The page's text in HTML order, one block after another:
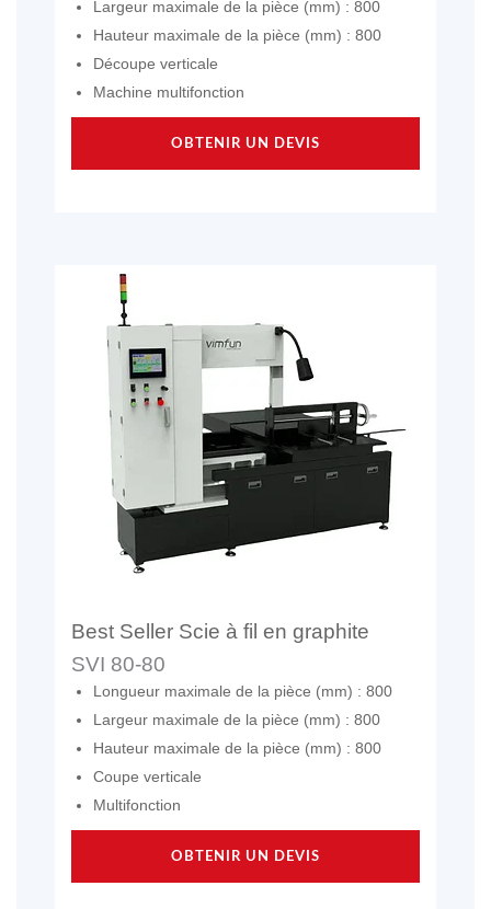
Largeur maximale de la pièce (mm) : 800
Hauteur maximale de la pièce (mm) : 800
Découpe verticale
Machine multifonction
OBTENIR UN DEVIS
Best Seller Scie à fil en graphite
SVI 80-80
Longueur maximale de la pièce (mm) : 800
Largeur maximale de la pièce (mm) : 800
Hauteur maximale de la pièce (mm) : 800
Coupe verticale
Multifonction
OBTENIR UN DEVIS